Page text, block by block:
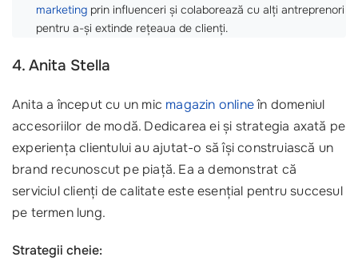
marketing prin influenceri și colaborează cu alți antreprenori
pentru a-și extinde rețeaua de clienți.
4. Anita Stella
Anita a început cu un mic magazin onlineîn domeniul
accesoriilor de modă. Dedicarea ei și strategia axată pe
experiența clientului au ajutat-o să își construiască un
brand recunoscut pe piață. Ea a demonstrat că
serviciul clienți de calitate este esențial pentru succesul
pe termen lung.
Strategii cheie: